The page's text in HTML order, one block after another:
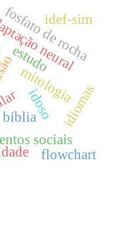
idoso
neural
mitologia
bíblia
sociais
fosfato de rocha
idef-sim
flowchart
estudo
idiomas